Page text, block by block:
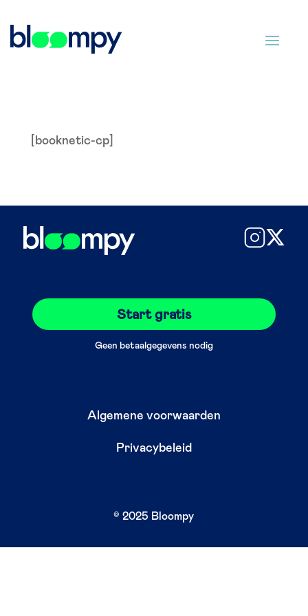
[booknetic-cp]
Start gratis
Geen betaalgegevens nodig
Algemene voorwaarden
Privacybeleid
© 2025 Bloompy